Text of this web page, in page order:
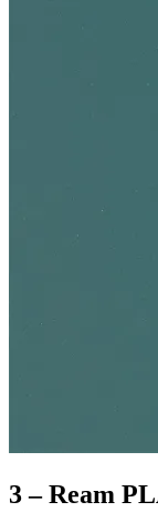
3 – Ream